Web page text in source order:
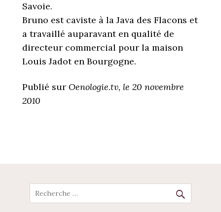
Savoie.
Bruno est caviste à la Java des Flacons et
a travaillé auparavant en qualité de
directeur commercial pour la maison
Louis Jadot en Bourgogne.
Publié sur Oenologie.tv, le 20 novembre
2010
Recherche